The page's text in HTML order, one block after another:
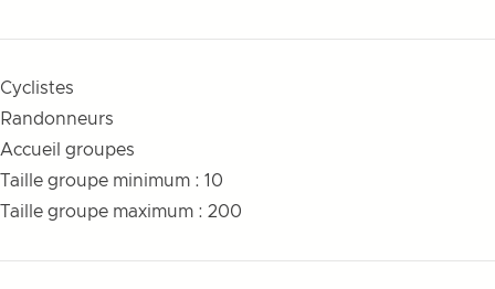
Cyclistes
Randonneurs
Accueil groupes
Taille groupe minimum : 10
Taille groupe maximum : 200